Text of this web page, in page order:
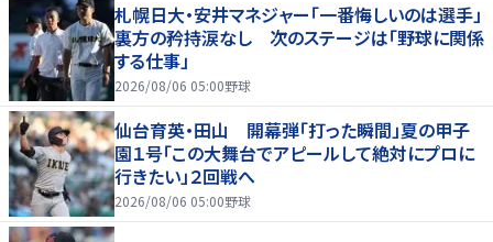
札幌日大・安井マネジャー「一番悔しいのは選手」
裏方の矜持涙なし 次のステージは「野球に関係
する仕事」
2026/08/06 05:00野球
仙台育英・田山 開幕弾「打った瞬間」夏の甲子
園１号「この大舞台でアピールして絶対にプロに
行きたい」２回戦へ
2026/08/06 05:00野球